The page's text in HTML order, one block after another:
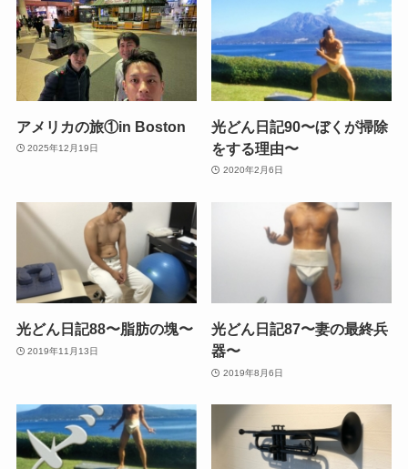
アメリカの旅①in Boston
2025年12月19日
光どん日記90〜ぼくが掃除
をする理由〜
2020年2月6日
光どん日記88〜脂肪の塊〜
2019年11月13日
光どん日記87〜妻の最終兵
器〜
2019年8月6日